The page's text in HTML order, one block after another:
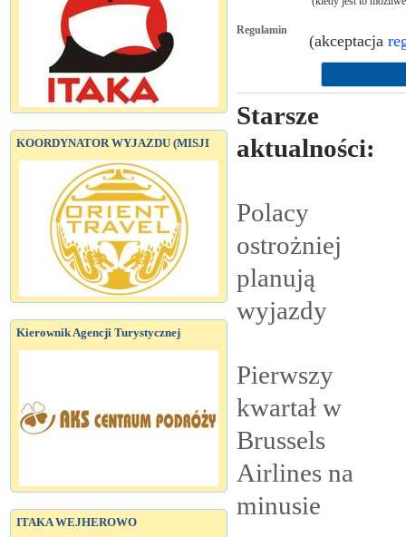
KOORDYNATOR WYJAZDU (MISJI
Kierownik Agencji Turystycznej
ITAKA WEJHEROWO
Regulamin
(akceptacja
Starsze
aktualności:
Polacy
ostrożniej
planują
wyjazdy
Pierwszy
kwartał w
Brussels
Airlines na
minusie